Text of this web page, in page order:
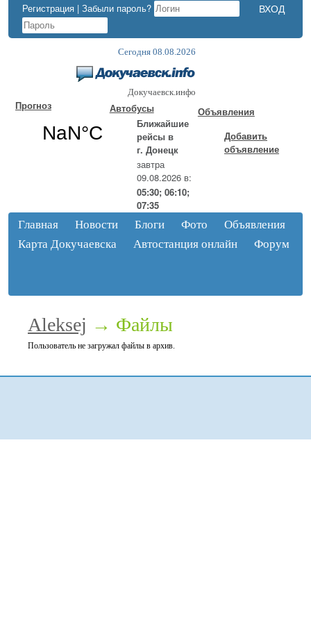
Регистрация | Забыли пароль?
Сегодня 08.08.2026
Докучаевск.инфо
Прогноз
Автобусы
Ближайшие
рейсы в
г. Донецк
завтра
09.08.2026 в:
05:30; 06:10;
07:35
Объявления
Добавить
объявление
Главная Новости Блоги Фото
Объявления
Карта Докучаевска
Автостанция онлайн Форум
Aleksej → Файлы
Пользователь не загружал файлы в архив.